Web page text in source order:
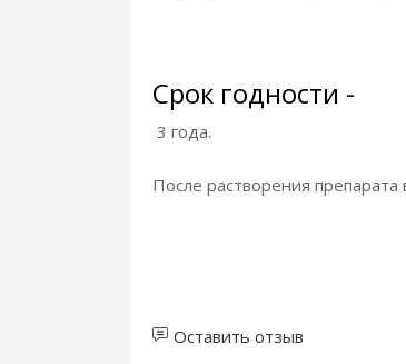
Срок годности -
3 года.
После растворения
Оставить отзыв